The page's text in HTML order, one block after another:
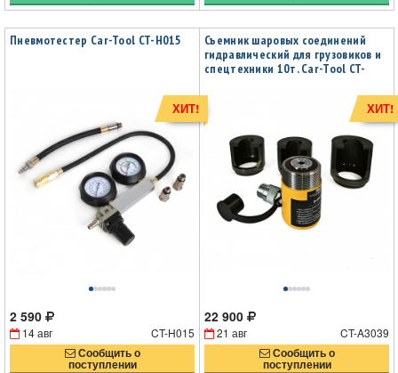
Пневмотестер Car-Tool CT-H015
2 590
14 авг CT-H015
Сообщить о
поступлении
ХИТ!
Съемник шаровых соединений
гидравлический для грузовиков и
спецтехники 10т. Car-Tool CT-
22 900
21 авг CT-A3039
Сообщить о
поступлении
ХИТ!